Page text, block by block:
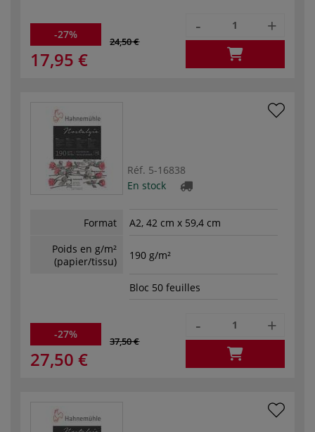
-27%
24,50 €
17,95 €
- +
Réf. 5-16838
En stock
Format
A2, 42 cm x 59,4 cm
Poids en g/m²
(papier/tissu)
190 g/m²
Bloc 50 feuilles
-27%
37,50 €
27,50 €
- +